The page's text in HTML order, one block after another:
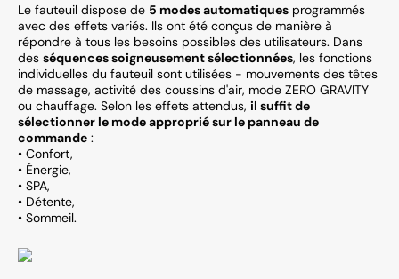
Le fauteuil dispose de 5 modes automatiques programmés
avec des effets variés. Ils ont été conçus de manière à
répondre à tous les besoins possibles des utilisateurs. Dans
des séquences soigneusement sélectionnées, les fonctions
individuelles du fauteuil sont utilisées - mouvements des têtes
de massage, activité des coussins d'air, mode ZERO GRAVITY
ou chauffage. Selon les effets attendus, il suffit de
sélectionner le mode approprié sur le panneau de
commande :
• Confort,
• Énergie,
• SPA,
• Détente,
• Sommeil.